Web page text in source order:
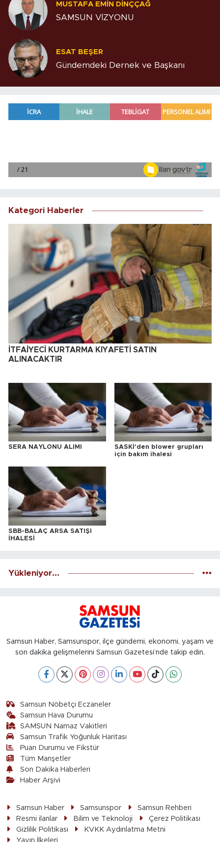
MUSTAFA EMIN DINÇÇAĞ
SAMSUN VİZYONU
ESAT BEŞER
Gündemdeki Dernek ve Başkanı
Kategori Haberler
İTFAİYECİ KURTARMA KIYAFETİ SATIN
ALINACAKTIR
SERA NAYLONU ALIMI
SASKİ'den blower grupları
için bakım ihalesi
SBB-BALAÇ ARSA SATIŞI
İHALESİ
Yükleniyor...
Samsun Haber, Samsunspor, ilçe gündemi, ekonomi, yaşam ve
son dakika gelişmelerini Samsun Gazetesi’nde takip edin.
Samsun Nöbetçi Eczaneler
Samsun Hava Durumu
SAMSUN Namaz Vakitleri
Samsun Trafik Yoğunluk Haritası
Puan Durumu ve Fikstür
Tüm Manşetler
Son Dakika Haberleri
Haber Arşivi
Samsun Haber Samsunspor
Samsun Rehberi
Resmi ilanlar
Bilim ve Teknoloji
Çerez Politikası
Gizlilik Politikası
KVKK Aydınlatma Metni
Yayın İlkeleri